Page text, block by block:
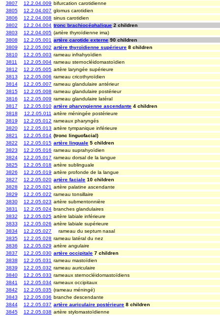
3807
12.2.04.009 bifurcation carotidienne
3805
12.2.04.007 glomus carotidien
3806
12.2.04.008 sinus carotidien
3802
12.2.04.004 tronc brachiocéphalique 2 children
3803
12.2.04.005 (artère thyroïdienne ima)
3808
12.2.05.001 artère carotide externe 90 children
3809
12.2.05.002 artère thyroïdienne supérieure 8 children
3810
12.2.05.003 rameau infrahyoïdien
3811
12.2.05.004 rameau sternocléidomastoïdien
3812
12.2.05.005 artère laryngée supérieure
3813
12.2.05.006 rameau cricothyroïdien
3814
12.2.05.007 rameau glandulaire antérieur
3815
12.2.05.008 rameau glandulaire postérieur
3816
12.2.05.009 rameau glandulaire latéral
3817
12.2.05.010 artère pharyngienne ascendante 4 children
3818
12.2.05.011 artère méningée postérieure
3819
12.2.05.012 rameaux pharyngés
3820
12.2.05.013 artère tympanique inférieure
3821
12.2.05.014 (tronc linguofacial)
3822
12.2.05.015 artère linguale 5 children
3823
12.2.05.016 rameau suprahyoïdien
3824
12.2.05.017 rameau dorsal de la langue
3825
12.2.05.018 artère sublinguale
3826
12.2.05.019 artère profonde de la langue
3827
12.2.05.020 artère faciale 10 children
3828
12.2.05.021 artère palatine ascendante
3829
12.2.05.022 rameau tonsillaire
3830
12.2.05.023 artère submentonnière
3831
12.2.05.024 branches glandulaires
3832
12.2.05.025 artère labiale inférieure
3833
12.2.05.026 artère labiale supérieure
3834
12.2.05.027
rameau du septum nasal
3835
12.2.05.028 rameau latéral du nez
3836
12.2.05.029 artère angulaire
3837
12.2.05.030 artère occipitale 7 children
3838
12.2.05.031 rameau mastoïdien
3839
12.2.05.032 rameau auriculaire
3840
12.2.05.033 rameaux sternocléidomastoïdiens
3841
12.2.05.034 rameaux occipitaux
3842
12.2.05.035 (rameau méningé)
3843
12.2.05.036 branche descendante
3844
12.2.05.037 artère auriculaire postérieure 8 children
3845
12.2.05.038 artère stylomastoïdienne